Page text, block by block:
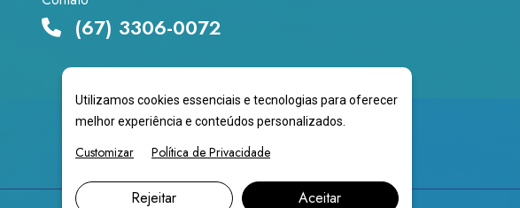
(67) 3306-0072
Utilizamos cookies essenciais e tecnologias para oferecer
melhor experiência e conteúdos personalizados.
Customizar Política de Privacidade
Rejeitar Aceitar